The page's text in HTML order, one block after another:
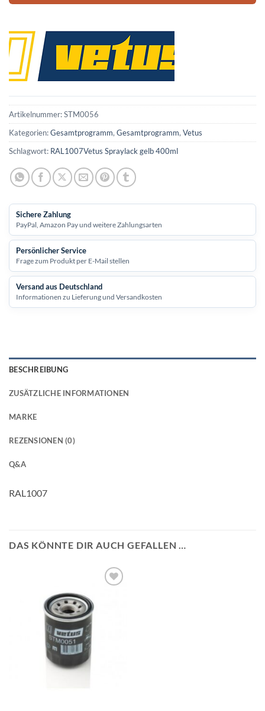
Artikelnummer:STM0056
Kategorien:Gesamtprogramm, Gesamtprogramm, Vetus
Schlagwort: RAL1007Vetus Spraylack gelb 400ml
Sichere Zahlung
PayPal, Amazon Pay und weitere Zahlungsarten
Persönlicher Service
Frage zum Produkt per E-Mail stellen
Versand aus Deutschland
Informationen zu Lieferung und Versandkosten
BESCHREIBUNG
ZUSÄTZLICHE INFORMATIONEN
MARKE
REZENSIONEN (0)
Q&A
RAL1007
DAS KÖNNTE DIR AUCH GEFALLEN …